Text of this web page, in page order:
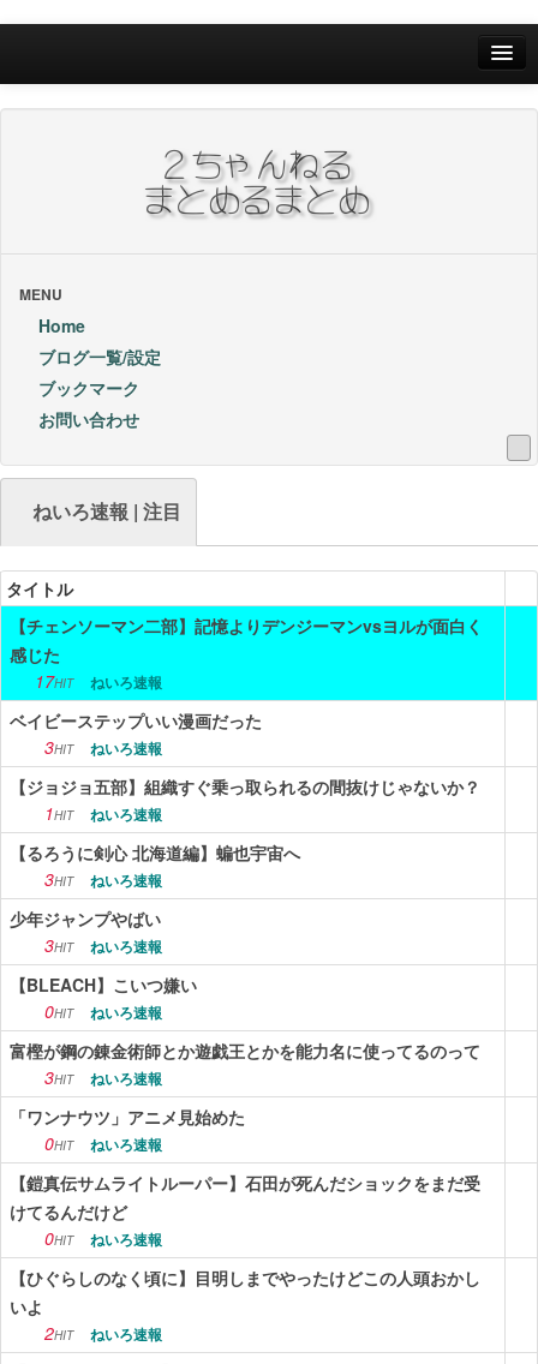
Home
ブックマーク
24Hランキング
昨日のランキング
1週間内ランキング
1ヶ月内ランキング
ニュース
エンタメ
スポーツ
漫画・アニメ
ゲーム
Vtuber
趣味
生活
アダルト
その他
RSS配信一覧
MENU
Home
ブログ一覧/設定
ブックマーク
お問い合わせ
ねいろ速報 | 注目
タイトル
【チェンソーマン二部】記憶よりデンジーマンvsヨルが面白く
感じた
17HIT ねいろ速報
ベイビーステップいい漫画だった
3HIT ねいろ速報
【ジョジョ五部】組織すぐ乗っ取られるの間抜けじゃないか？
1HIT ねいろ速報
【るろうに剣心 北海道編】蝙也宇宙へ
3HIT ねいろ速報
少年ジャンプやばい
3HIT ねいろ速報
【BLEACH】こいつ嫌い
0HIT ねいろ速報
富樫が鋼の錬金術師とか遊戯王とかを能力名に使ってるのって
3HIT ねいろ速報
「ワンナウツ」アニメ見始めた
0HIT ねいろ速報
【鎧真伝サムライトルーパー】石田が死んだショックをまだ受
けてるんだけど
0HIT ねいろ速報
【ひぐらしのなく頃に】目明しまでやったけどこの人頭おかし
いよ
2HIT ねいろ速報